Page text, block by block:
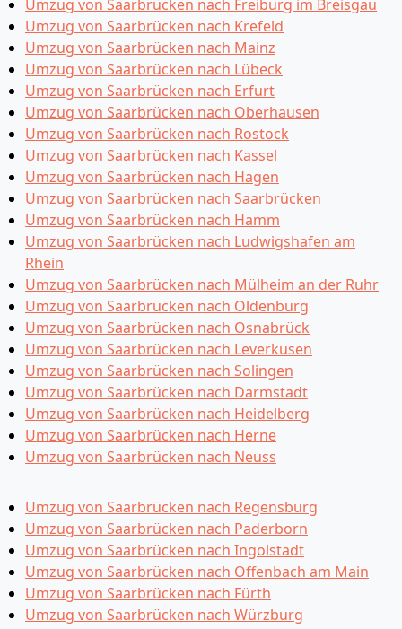
Umzug von Saarbrücken nach Freiburg im Breisgau
Umzug von Saarbrücken nach Krefeld
Umzug von Saarbrücken nach Mainz
Umzug von Saarbrücken nach Lübeck
Umzug von Saarbrücken nach Erfurt
Umzug von Saarbrücken nach Oberhausen
Umzug von Saarbrücken nach Rostock
Umzug von Saarbrücken nach Kassel
Umzug von Saarbrücken nach Hagen
Umzug von Saarbrücken nach Saarbrücken
Umzug von Saarbrücken nach Hamm
Umzug von Saarbrücken nach Ludwigshafen am
Rhein
Umzug von Saarbrücken nach Mülheim an der Ruhr
Umzug von Saarbrücken nach Oldenburg
Umzug von Saarbrücken nach Osnabrück
Umzug von Saarbrücken nach Leverkusen
Umzug von Saarbrücken nach Solingen
Umzug von Saarbrücken nach Darmstadt
Umzug von Saarbrücken nach Heidelberg
Umzug von Saarbrücken nach Herne
Umzug von Saarbrücken nach Neuss
Umzug von Saarbrücken nach Regensburg
Umzug von Saarbrücken nach Paderborn
Umzug von Saarbrücken nach Ingolstadt
Umzug von Saarbrücken nach Offenbach am Main
Umzug von Saarbrücken nach Fürth
Umzug von Saarbrücken nach Würzburg